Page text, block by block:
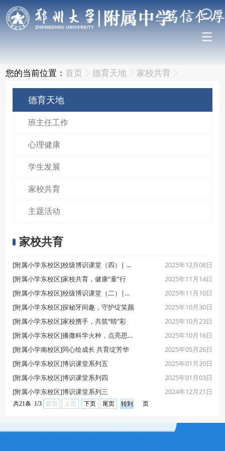
您的当前位置：首页 德育天地 家校共育
德育天地
班主任工作
心理健康
学生发展
家校共育
主题活动
家校共育
[附属小学东校区]校级博识课堂（四）| 当“我”走进音乐
2025年12月08日
[附属小学东校区]家校共育，健康“童”行
2025年11月14日
[附属小学东校区]校级博识课堂（二）|普及急救知识，守护生命“黄金四分钟”
2025年11月10日
[附属小学东校区]探秘牙间趣，守护绽笑颜
2025年10月30日
[附属小学东校区]家校携手，共筑“睛”彩
2025年10月23日
[附属小学东校区]播撒科学火种，点亮思维星空
2025年10月16日
[附属小学南校区]同心绘成长 共育绽芳华
2025年05月26日
[附属小学东校区]博识课堂系列五
2025年01月20日
[附属小学东校区]博识课堂系列四
2025年01月03日
[附属小学东校区]博识课堂系列三
2024年12月21日
共21条 1/3 首页 上页 下页 尾页 页